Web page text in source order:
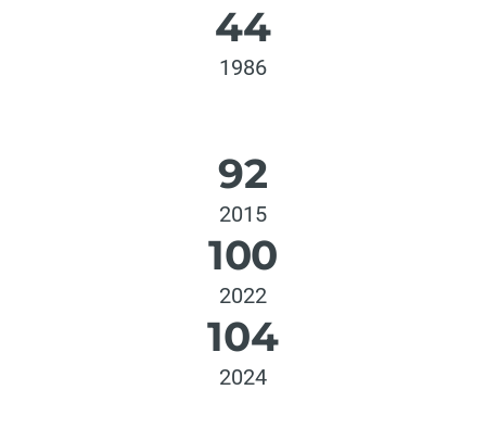
44
1986
92
2015
100
2022
104
2024